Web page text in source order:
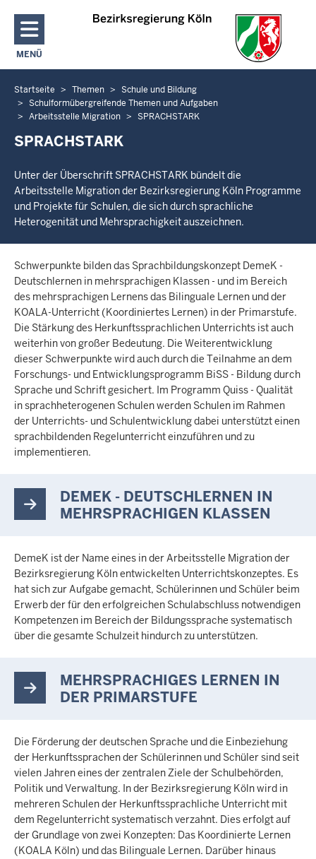
Direkt zum Inhalt
MENÜ
NAVIGATION AKTIVIEREN/DEAKTIVIEREN: HAUPTMENÜ
Sie
befinden
hier
Startseite Themen
Schule und Bildung
Schulformübergreifende Themen und Aufgaben
Arbeitsstelle Migration
SPRACHSTARK
SPRACHSTARK
Unter der Überschrift SPRACHSTARK bündelt die
Arbeitsstelle Migration der Bezirksregierung Köln Programme
und Projekte für Schulen, die sich durch sprachliche
Heterogenität und Mehrsprachigkeit auszeichnen.
Schwerpunkte bilden das Sprachbildungskonzept DemeK -
Deutschlernen in mehrsprachigen Klassen - und im Bereich
des mehrsprachigen Lernens das Bilinguale Lernen und der
KOALA-Unterricht (Koordiniertes Lernen) in der Primarstufe.
Die Stärkung des Herkunftssprachlichen Unterrichts ist auch
weiterhin von großer Bedeutung. Die Weiterentwicklung
dieser Schwerpunkte wird auch durch die Teilnahme an dem
Forschungs- und Entwicklungsprogramm BiSS - Bildung durch
Sprache und Schrift gesichert. Im Programm Quiss - Qualität
in sprachheterogenen Schulen werden Schulen im Rahmen
der Unterrichts- und Schulentwicklung dabei unterstützt einen
sprachbildenden Regelunterricht einzuführen und zu
implementieren.
DEMEK - DEUTSCHLERNEN IN
MEHRSPRACHIGEN KLASSEN
DemeK ist der Name eines in der Arbeitsstelle Migration der
Bezirksregierung Köln entwickelten Unterrichtskonzeptes. Es
hat sich zur Aufgabe gemacht, Schülerinnen und Schüler beim
Erwerb der für den erfolgreichen Schulabschluss notwendigen
Kompetenzen im Bereich der Bildungssprache systematisch
über die gesamte Schulzeit hindurch zu unterstützen.
MEHRSPRACHIGES LERNEN IN
DER PRIMARSTUFE
Die Förderung der deutschen Sprache und die Einbeziehung
der Herkunftssprachen der Schülerinnen und Schüler sind seit
vielen Jahren eines der zentralen Ziele der Schulbehörden,
Politik und Verwaltung. In der Bezirksregierung Köln wird in
mehreren Schulen der Herkunftssprachliche Unterricht mit
dem Regelunterricht systematisch verzahnt. Dies erfolgt auf
der Grundlage von zwei Konzepten: Das Koordinierte Lernen
(KOALA Köln) und das Bilinguale Lernen. Darüber hinaus